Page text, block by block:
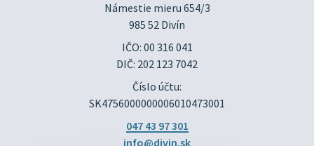
Námestie mieru 654/3
985 52 Divín
IČO: 00 316 041
DIČ: 202 123 7042
Číslo účtu:
SK4756000000006010473001
047 43 97 301
info@divin.sk